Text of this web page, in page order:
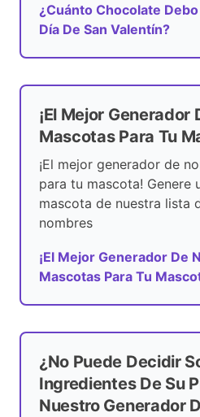
¿Cuánto Chocolate
Día De San Valentín?
¡El Mejor Generador
Mascotas Para Tu
¡El mejor generador de
para tu mascota! Genere
mascota de nuestra lista
nombres
¡El Mejor Generador De
Mascotas Para Tu
¿No Puede Decidir
Ingredientes De Su
Nuestro Generador